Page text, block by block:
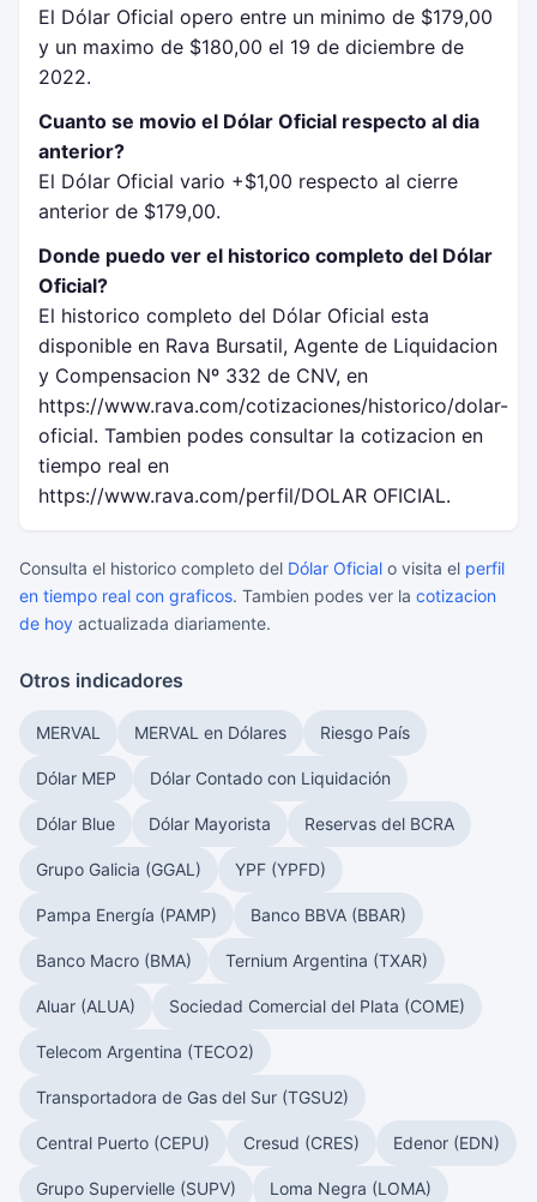
El Dólar Oficial opero entre un minimo de $179,00
y un maximo de $180,00 el 19 de diciembre de
2022.
Cuanto se movio el Dólar Oficial respecto al dia
anterior?
El Dólar Oficial vario +$1,00 respecto al cierre
anterior de $179,00.
Donde puedo ver el historico completo del Dólar
Oficial?
El historico completo del Dólar Oficial esta
disponible en Rava Bursatil, Agente de Liquidacion
y Compensacion Nº 332 de CNV, en
https://www.rava.com/cotizaciones/historico/dolar-
oficial. Tambien podes consultar la cotizacion en
tiempo real en
https://www.rava.com/perfil/DOLAR OFICIAL.
Consulta el historico completo del Dólar Oficial o visita el perfil
en tiempo real con graficos. Tambien podes ver la cotizacion
de hoy actualizada diariamente.
Otros indicadores
MERVAL MERVAL en Dólares Riesgo País
Dólar MEP Dólar Contado con Liquidación
Dólar Blue Dólar Mayorista Reservas del BCRA
Grupo Galicia (GGAL) YPF (YPFD)
Pampa Energía (PAMP) Banco BBVA (BBAR)
Banco Macro (BMA) Ternium Argentina (TXAR)
Aluar (ALUA) Sociedad Comercial del Plata (COME)
Telecom Argentina (TECO2)
Transportadora de Gas del Sur (TGSU2)
Central Puerto (CEPU) Cresud (CRES) Edenor (EDN)
Grupo Supervielle (SUPV) Loma Negra (LOMA)